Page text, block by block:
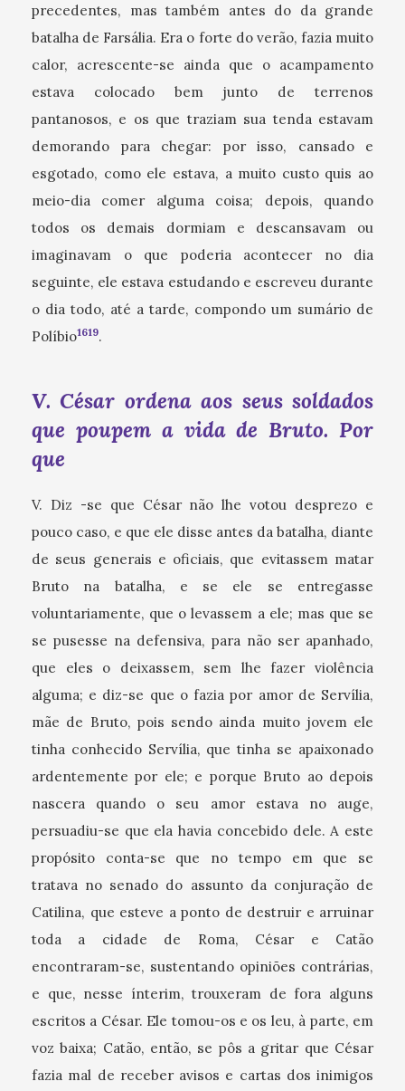
precedentes, mas também antes do da grande
batalha de Farsália. Era o forte do verão, fazia muito
calor, acrescente-se ainda que o acampamento
estava colocado bem junto de terrenos
pantanosos, e os que traziam sua tenda estavam
demorando para chegar: por isso, cansado e
esgotado, como ele estava, a muito custo quis ao
meio-dia comer alguma coisa; depois, quando
todos os demais dormiam e descansavam ou
imaginavam o que poderia acontecer no dia
seguinte, ele estava estudando e escreveu durante
o dia todo, até a tarde, compondo um sumário de
Políbio1619.
V. César ordena aos seus soldados
que poupem a vida de Bruto. Por
que
V. Diz -se que César não lhe votou desprezo e
pouco caso, e que ele disse antes da batalha, diante
de seus generais e oficiais, que evitassem matar
Bruto na batalha, e se ele se entregasse
voluntariamente, que o levassem a ele; mas que se
se pusesse na defensiva, para não ser apanhado,
que eles o deixassem, sem lhe fazer violência
alguma; e diz-se que o fazia por amor de Servília,
mãe de Bruto, pois sendo ainda muito jovem ele
tinha conhecido Servília, que tinha se apaixonado
ardentemente por ele; e porque Bruto ao depois
nascera quando o seu amor estava no auge,
persuadiu-se que ela havia concebido dele. A este
propósito conta-se que no tempo em que se
tratava no senado do assunto da conjuração de
Catilina, que esteve a ponto de destruir e arruinar
toda a cidade de Roma, César e Catão
encontraram-se, sustentando opiniões contrárias,
e que, nesse ínterim, trouxeram de fora alguns
escritos a César. Ele tomou-os e os leu, à parte, em
voz baixa; Catão, então, se pôs a gritar que César
fazia mal de receber avisos e cartas dos inimigos